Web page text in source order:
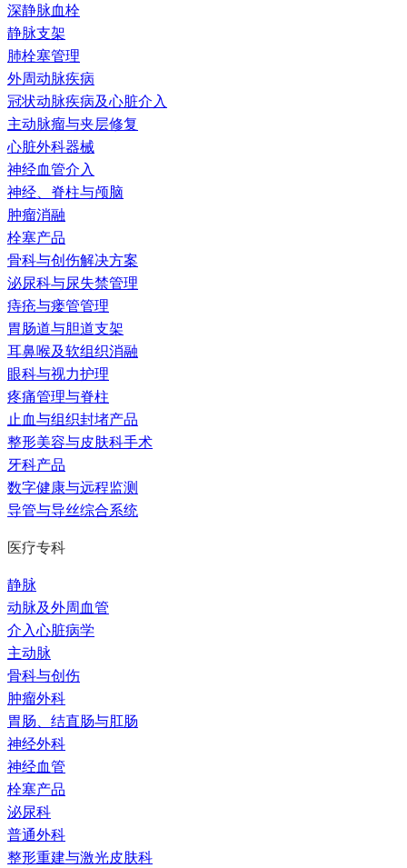
深静脉血栓
静脉支架
肺栓塞管理
外周动脉疾病
冠状动脉疾病及心脏介入
主动脉瘤与夹层修复
心脏外科器械
神经血管介入
神经、脊柱与颅脑
肿瘤消融
栓塞产品
骨科与创伤解决方案
泌尿科与尿失禁管理
痔疮与瘘管管理
胃肠道与胆道支架
耳鼻喉及软组织消融
眼科与视力护理
疼痛管理与脊柱
止血与组织封堵产品
整形美容与皮肤科手术
牙科产品
数字健康与远程监测
导管与导丝综合系统
医疗专科
静脉
动脉及外周血管
介入心脏病学
主动脉
骨科与创伤
肿瘤外科
胃肠、结直肠与肛肠
神经外科
神经血管
栓塞产品
泌尿科
普通外科
整形重建与激光皮肤科